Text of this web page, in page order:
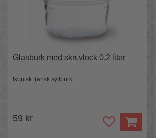
Glasburk med skruvlock 0,2 liter
Ikonisk fransk syltburk
59 kr